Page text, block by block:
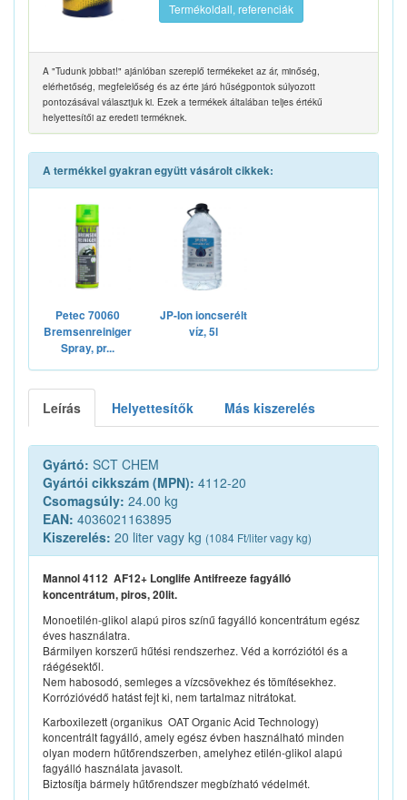
Termékoldall, referenciák
A "Tudunk jobbat!" ajánlóban szereplő termékeket az ár, minőség,
elérhetőség, megfelelőség és az érte járó hűségpontok súlyozott
pontozásával választjuk ki. Ezek a termékek általában teljes értékű
helyettesítői az eredeti terméknek.
A termékkel gyakran együtt vásárolt cikkek:
Petec 70060
Bremsenreiniger
Spray, pr...
JP-Ion ioncserélt
víz, 5l
Leírás Helyettesítők Más kiszerelés
Gyártó: SCT CHEM
Gyártói cikkszám (MPN): 4112-20
Csomagsúly: 24.00 kg
EAN: 4036021163895
Kiszerelés: 20 liter vagy kg (1084 Ft/liter vagy kg)
Mannol 4112 AF12+ Longlife Antifreeze fagyálló
koncentrátum, piros, 20lit.
Monoetilén-glikol alapú piros színű fagyálló koncentrátum egész
éves használatra.
Bármilyen korszerű hűtési rendszerhez. Véd a korróziótól és a
ráégésektől.
Nem habosodó, semleges a vízcsövekhez és tömítésekhez.
Korrózióvédő hatást fejt ki, nem tartalmaz nitrátokat.
Karboxilezett (organikus  OAT Organic Acid Technology)
koncentrált fagyálló, amely egész évben használható minden
olyan modern hűtőrendszerben, amelyhez etilén-glikol alapú
fagyálló használata javasolt.
Biztosítja bármely hűtőrendszer megbízható védelmét.